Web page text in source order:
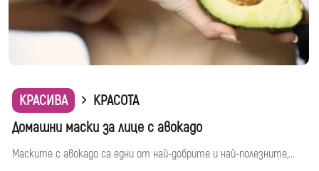
КРАСИВА
КРАСОТА
Домашни маски за лице с авокадо
Маските с авокадо са едни от най-добрите и най-полезните,...